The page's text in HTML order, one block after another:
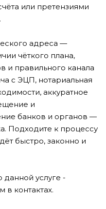
или претензиями
адреса —
чёткого плана,
и правильного канала
с ЭЦП, нотариальная
аккуратное
и
банков и органов —
Подходите к процессу
быстро, законно и
услуге -
в контактах.